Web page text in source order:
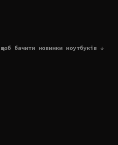
бачити новинки ноутбуків ↓